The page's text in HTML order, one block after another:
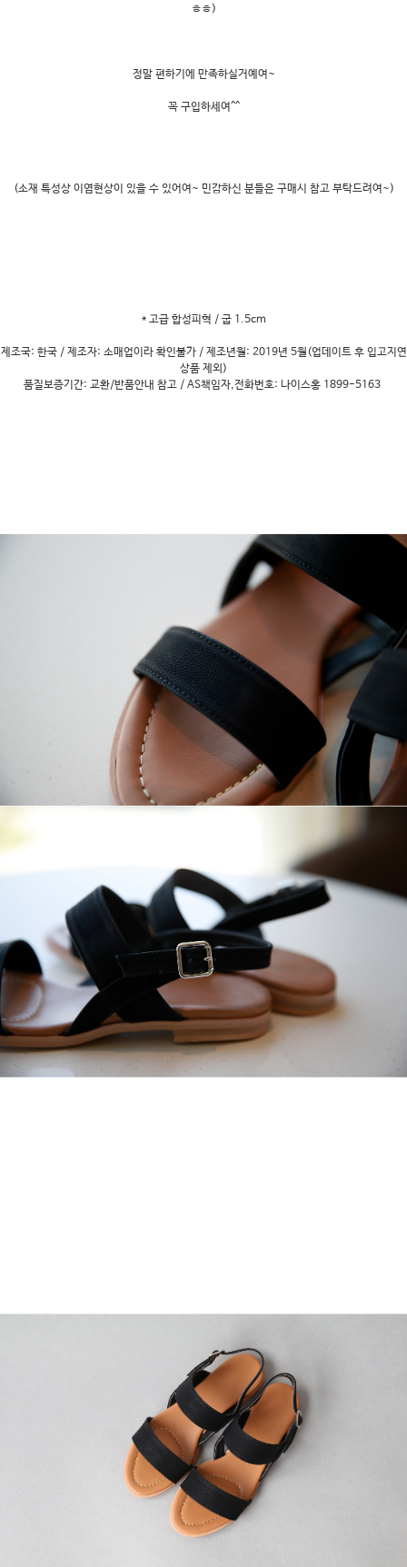
ㅎㅎ)
정말 편하기에 만족하실거예여~
꼭 구입하세여^^
(소재 특성상 이염현상이 있을 수 있어여~ 민감하신 분들은 구매시 참고 부탁드려여~)
* 고급 합성피혁 / 굽 1.5cm
제조국: 한국 / 제조자: 소매업이라 확인불가 / 제조년월: 2019년 5월(업데이트 후 입고지연
상품 제외)
품질보증기간: 교환/반품안내 참고 / AS책임자,전화번호: 나이스홍 1899-5163